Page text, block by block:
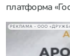
платформа
РЕКЛАМА • ООО